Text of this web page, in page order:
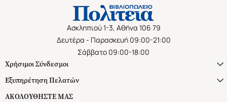
Ασκληπιού 1-3, Αθήνα 106 79
Δευτέρα - Παρασκευή 09:00-21:00
Σάββατο 09:00-18:00
Χρήσιμοι Σύνδεσμοι
Εξυπηρέτηση Πελατών
ΑΚΟΛΟΥΘΗΣΤΕ ΜΑΣ